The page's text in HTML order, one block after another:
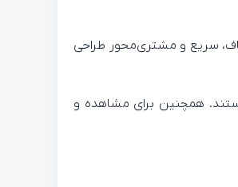
سریع و مشتری‌محور طراحی
همچنین برای مشاهده و